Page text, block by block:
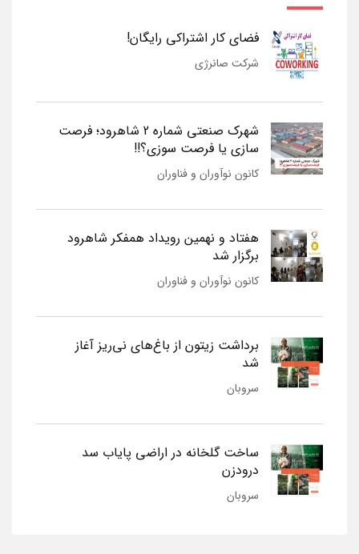
فضای کار اشتراکی رایگان!
شرکت صانرژی
شهرک صنعتی شماره 2 شاهرود؛ فرصت
سازی یا فرصت سوزی؟!!
کانون نوآوران و فناوران
هفتاد و نهمین رویداد همفکر شاهرود
برگزار شد
کانون نوآوران و فناوران
برداشت زیتون از باغ‌های نی‌ریز آغاز
شد
سروبان
ساخت گلخانه در اراضی پایاب سد
درودزن
سروبان